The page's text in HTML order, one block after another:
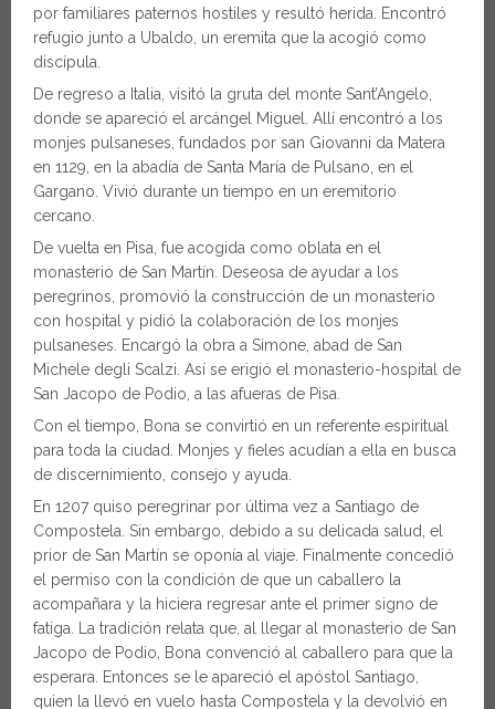
por familiares paternos hostiles y resultó herida. Encontró
refugio junto a Ubaldo, un eremita que la acogió como
discípula.
De regreso a Italia, visitó la gruta del monte Sant’Angelo,
donde se apareció el arcángel Miguel. Allí encontró a los
monjes pulsaneses, fundados por san Giovanni da Matera
en 1129, en la abadía de Santa María de Pulsano, en el
Gargano. Vivió durante un tiempo en un eremitorio
cercano.
De vuelta en Pisa, fue acogida como oblata en el
monasterio de San Martín. Deseosa de ayudar a los
peregrinos, promovió la construcción de un monasterio
con hospital y pidió la colaboración de los monjes
pulsaneses. Encargó la obra a Simone, abad de San
Michele degli Scalzi. Así se erigió el monasterio-hospital de
San Jacopo de Podio, a las afueras de Pisa.
Con el tiempo, Bona se convirtió en un referente espiritual
para toda la ciudad. Monjes y fieles acudían a ella en busca
de discernimiento, consejo y ayuda.
En 1207 quiso peregrinar por última vez a Santiago de
Compostela. Sin embargo, debido a su delicada salud, el
prior de San Martín se oponía al viaje. Finalmente concedió
el permiso con la condición de que un caballero la
acompañara y la hiciera regresar ante el primer signo de
fatiga. La tradición relata que, al llegar al monasterio de San
Jacopo de Podio, Bona convenció al caballero para que la
esperara. Entonces se le apareció el apóstol Santiago,
quien la llevó en vuelo hasta Compostela y la devolvió en